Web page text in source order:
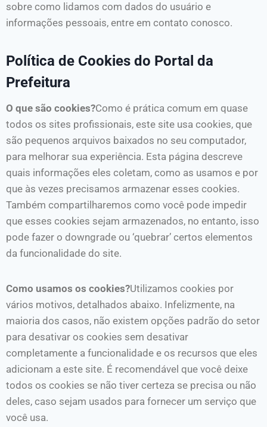
sobre como lidamos com dados do usuário e
informações pessoais, entre em contato conosco.
Política de Cookies do Portal da
Prefeitura
O que são cookies?Como é prática comum em quase
todos os sites profissionais, este site usa cookies, que
são pequenos arquivos baixados no seu computador,
para melhorar sua experiência. Esta página descreve
quais informações eles coletam, como as usamos e por
que às vezes precisamos armazenar esses cookies.
Também compartilharemos como você pode impedir
que esses cookies sejam armazenados, no entanto, isso
pode fazer o downgrade ou ‘quebrar’ certos elementos
da funcionalidade do site.
Como usamos os cookies?Utilizamos cookies por
vários motivos, detalhados abaixo. Infelizmente, na
maioria dos casos, não existem opções padrão do setor
para desativar os cookies sem desativar
completamente a funcionalidade e os recursos que eles
adicionam a este site. É recomendável que você deixe
todos os cookies se não tiver certeza se precisa ou não
deles, caso sejam usados ​​para fornecer um serviço que
você usa.